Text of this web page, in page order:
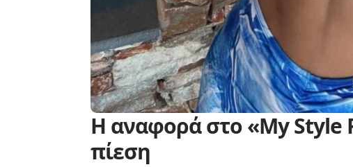
Η αναφορά στο «My Style
πίεση